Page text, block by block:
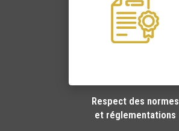
Respect des normes
et réglementations